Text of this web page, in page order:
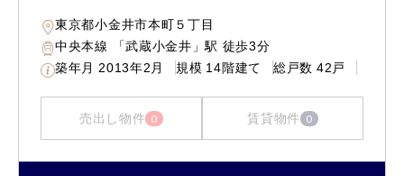
東京都小金井市本町５丁目
中央本線 「武蔵小金井」駅 徒歩3分
築年月 2013年2月 規模 14階建て 総戸数 42戸
売出し物件 0 賃貸物件 0